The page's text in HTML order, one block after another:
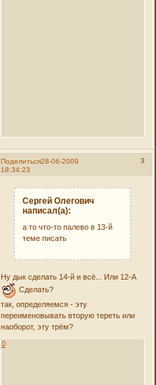
Поделиться 3
28-06-2009
18:34:23
Сергей Олегович
написал(а):
а то что-то палево в 13-й
теме писать
Ну дык сделать 14-й и всё... Или 12-А
Сделать?
так, определяемся - эту
переименовывать вторую тереть или
наоборот, эту трём?
0